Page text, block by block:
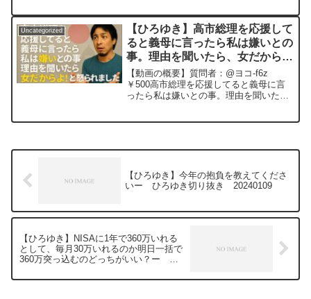
かな？と気になったことがあれば、下記
のサイトから検索してみてください。
https://hiroyuki-ziten.com/できるだけ、
多くの質問を今後も編集し、アップロー
ドしていきますので、使いやすいと感じ
て頂けたら、いいね！やチャンネル登録
をよろしくお願いします。
ながら。2024/11/07 J23 ...
Uncategorized
【ひろゆき】高市総理を応援して
ると義母に言ったら私は嫌いとの
事。理由を聞いたら、女だから
よ！と怒られましたー ひろゆき
切り抜き 202051129
【動画の概要】質問者：@ヨコ-f6z
￥500高市総理を応援してると義母に言
ったら私は嫌いとの事。理由を聞いた
【ひろゆき】今年の抱負を教えてくださ
いー ひろゆき切り抜き 20240109
【ひろゆき】NISAに1年で360万いれる
として、毎月30万いれるのか明日一括で
360万突っ込むのどっちがいい？ー ひ